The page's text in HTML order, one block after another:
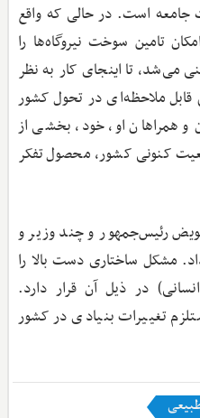
جامعه است. در حالی که واقع
تامین سوخت نیروگاه‌ها را
می‌شد، تا اینجای کار به نظر
ملاحظه‌ای در تحول کشور
همراهان او، خود، بخشی از
کنونی کشور، محصول تفکر
رئیس‌جمهور و چند وزیر و
مشکل ساختاری دست بالا را
در ذیل آن قرار دارد.
تغییرات بنیادی در کشور